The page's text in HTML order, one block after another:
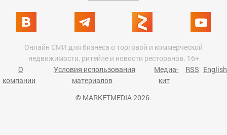
Онлайн СМИ для бизнеса о торговой и коммерческой
недвижимости, ритейле и новости ресторанов. 16+
О
компании
Условия использования
материалов
Медиа-
кит
RSS English
© MARKETMEDIA 2026.